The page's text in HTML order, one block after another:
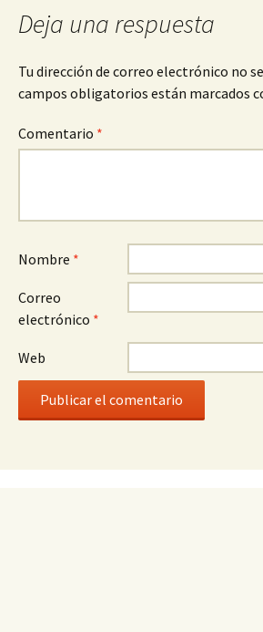
Deja una respuesta
Tu dirección de correo electrónico no
campos obligatorios están marcados
Comentario *
Nombre *
Correo
electrónico *
Web